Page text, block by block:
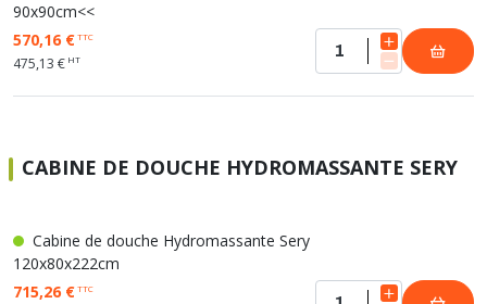
90x90cm<<
570,16 €TTC
475,13 € HT
CABINE DE DOUCHE HYDROMASSANTE SERY
Cabine de douche Hydromassante Sery
120x80x222cm
715,26 €TTC